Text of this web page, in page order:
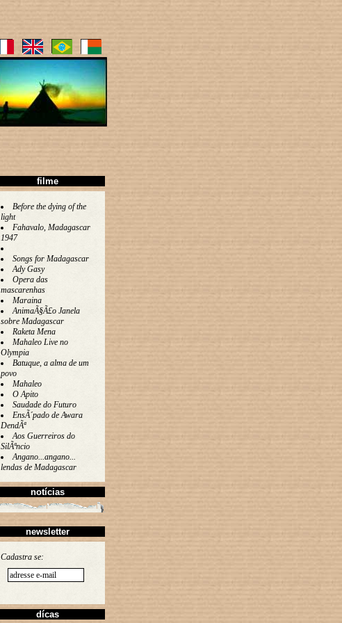
filme
Before the dying of the
light
Fahavalo, Madagascar
1947
Songs for Madagascar
Ady Gasy
Opera das
mascarenhas
Maraina
AnimaÃ§Ã£o Janela
sobre Madagascar
Raketa Mena
Mahaleo Live no
Olympia
Batuque, a alma de um
povo
Mahaleo
O Apito
Saudade do Futuro
EnsÃ´pado de Awara
DendÃª
Aos Guerreiros do
SilÃªncio
Angano...angano...
lendas de Madagascar
notícias
newsletter
Cadastra se:
dícas